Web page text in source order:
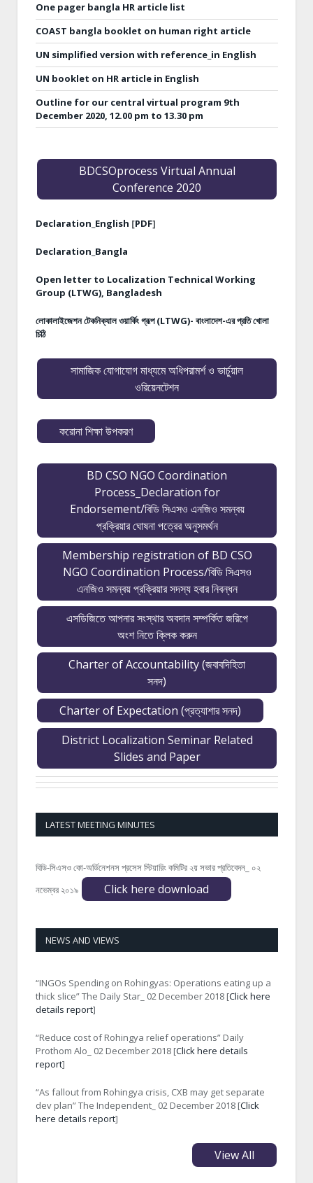
One pager bangla HR article list
COAST bangla booklet on human right article
UN simplified version with reference_in English
UN booklet on HR article in English
Outline for our central virtual program 9th
December 2020, 12.00 pm to 13.30 pm
BDCSOprocess Virtual Annual
Conference 2020
Declaration_English [PDF]
Declaration_Bangla
Open letter to Localization Technical Working
Group (LTWG), Bangladesh
লোকালাইজেশন টেকনিক্যাল ওয়ার্কিং গ্রূপ (LTWG)- বাংলাদেশ-এর প্রতি খোলা
চিঠি
সামাজিক যোগাযোগ মাধ্যমে অধিপরামর্শ ও ভার্চুয়াল
ওরিয়েনটেশন
করোনা শিক্ষা উপকরণ
BD CSO NGO Coordination
Process_Declaration for
Endorsement/বিডি সিএসও এনজিও সমন্বয়
প্রক্রিয়ার ঘোষনা পত্রের অনুসমর্থন
Membership registration of BD CSO
NGO Coordination Process/বিডি সিএসও
এনজিও সমন্বয় প্রক্রিয়ার সদস্য হবার নিবন্ধন
এসডিজিতে আপনার সংস্থার অবদান সম্পর্কিত জরিপে
অংশ নিতে ক্লিক করুন
Charter of Accountability (জবাবদিহিতা
সনদ)
Charter of Expectation (প্রত্যাশার সনদ)
District Localization Seminar Related
Slides and Paper
LATEST MEETING MINUTES
বিডি-সিএসও কো-অর্ডিনেশনস প্রসেস স্টিয়ারিং কমিটির ২য় সভার প্রতিবেদন_ ০২
নভেম্বর ২০১৯
Click here download
NEWS AND VIEWS
“INGOs Spending on Rohingyas: Operations eating up a
thick slice” The Daily Star_ 02 December 2018 [Click here
details report]
“Reduce cost of Rohingya relief operations” Daily
Prothom Alo_ 02 December 2018 [Click here details
report]
“As fallout from Rohingya crisis, CXB may get separate
dev plan” The Independent_ 02 December 2018 [Click
here details report]
View All